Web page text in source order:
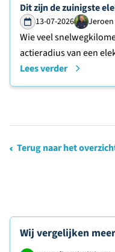
Lees verder over
Dit zijn de zuinigste
13-07-2026
Wie veel
actieradius van een
Lees verder
Terug naar het
Wij vergelijken